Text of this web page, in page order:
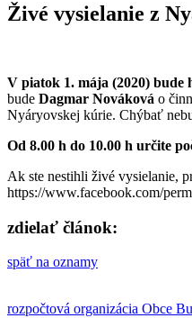
Živé vysielanie z
V piatok 1. mája (2020) bude
bude Dagmar Nováková o
Nyáryovskej kúrie. Chýbať
Od 8.00 h do 10.00 h určite
Ak ste nestihli živé vysielanie,
https://www.facebook.com/
zdielať článok:
späť na oznamy
rozpočtová organizácia Obce